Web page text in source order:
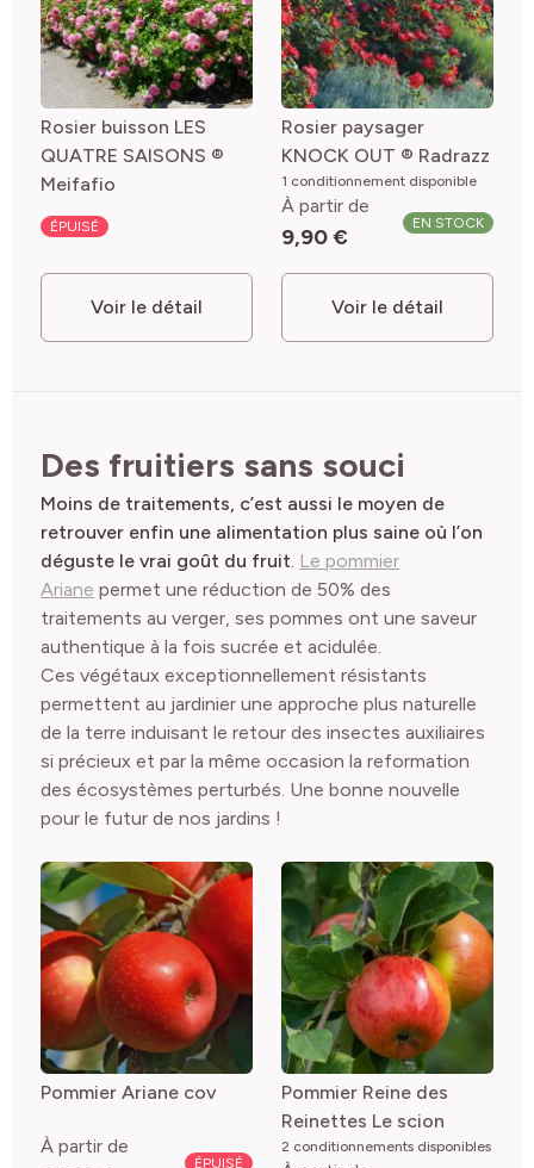
Rosier buisson LES
QUATRE SAISONS ®
Meifafio
ÉPUISÉ
Voir le détail
Rosier paysager
KNOCK OUT ® Radrazz
1 conditionnement disponible
À partir de
9,90 €
EN STOCK
Voir le détail
Des fruitiers sans souci
Moins de traitements, c’est aussi le moyen de
retrouver enfin une alimentation plus saine où l’on
déguste le vrai goût du fruit. Le pommier
Ariane permet une réduction de 50% des
traitements au verger, ses pommes ont une saveur
authentique à la fois sucrée et acidulée.
Ces végétaux exceptionnellement résistants
permettent au jardinier une approche plus naturelle
de la terre induisant le retour des insectes auxiliaires
si précieux et par la même occasion la reformation
des écosystèmes perturbés. Une bonne nouvelle
pour le futur de nos jardins !
Pommier Ariane cov
À partir de
ÉPUISÉ
Pommier Reine des
Reinettes Le scion
2 conditionnements disponibles